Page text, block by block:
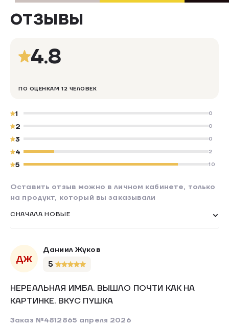
ОТЗЫВЫ
СНАЧАЛА НОВЫЕ
ДЖ
Даниил Жуков
5
НЕРЕАЛЬНАЯ ИМБА. ВЫШЛО ПОЧТИ КАК НА
КАРТИНКЕ. ВКУС ПУШКА
Заказ №4812865 апреля 2026
4.8
ПО ОЦЕНКАМ 12 ЧЕЛОВЕК
1 0
2 0
3 0
4 2
5 10
Оставить отзыв можно в личном кабинете, только
на продукт, который вы заказывали